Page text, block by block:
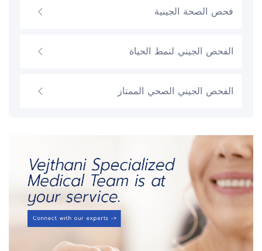
فحص الصحة الجينية
الفحص الجيني لنمط الحياة
الفحص الجيني الصحي الممتاز